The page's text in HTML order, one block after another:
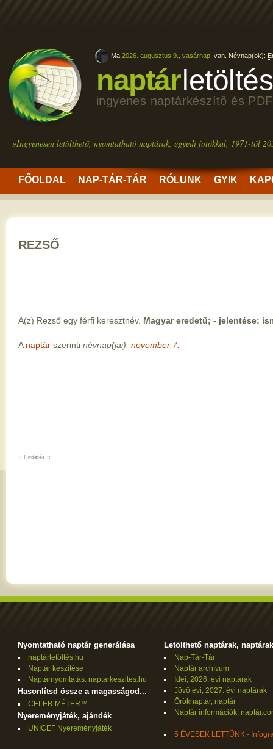
naptárletöltés
ingyenes naptárkészítő és
»Ingyenesen letölthető, nyomtatható naptárak, egyedi fotókkal, 1971-től
FŐOLDAL NAP-TÁR-TÁR RÓLUNK GYIK
Ma 2026. augusztus 9., vasárnap van. Névnap(ok):
REZSŐ
A(z) Rezső egy férfi keresztnév. Magyar eredetű; - jelentése:
A naptár szerinti névnap(jai): november 7.
:: Hirdetés ::
Nyomtatható naptár generálása
naptárletöltés.hu
Naptár készítése
Naptárnyomtatás: naptarkeszites.hu
Hasonlítsd össze a magasságod...
CELEB-MÉTER™
Nyereményjáték, ajándék
UNICEF Nyereményjáték
Letölthető naptárak, naptárak
Nap-Tár-Tár
Naptár archívum
Idei, 2026. évi naptárak
Jövő évi, 2027. évi naptárak
Öröknaptár, naptár
Naptár információk:
5 ÉVESEK LETTÜNK -